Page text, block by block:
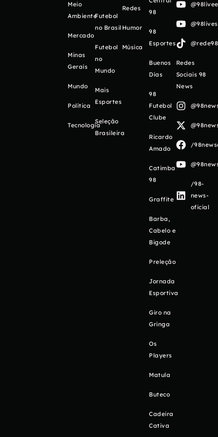
Meio
Ambiente
Mercado
Minas
Gerais
Mundo
Política
Tecnologia
Futebol
no Brasil
Futebol
no
Mundo
Mais
Esportes
Seleção
Brasileira
Redes
Humor
Música
98
98
Esportes
Buenos
Días
98
Futebol
Clube
Ricardo
Amado
Catimba
98
Graffite
Barba,
Cabelo e
Bigode
Preleção
Jornada
Esportiva
Giro na
Gringa
Os
Players
Matula
Buteco
Cadeira
Cativa
Redes
Sociais 98
News
/
/98-
news-
oficial